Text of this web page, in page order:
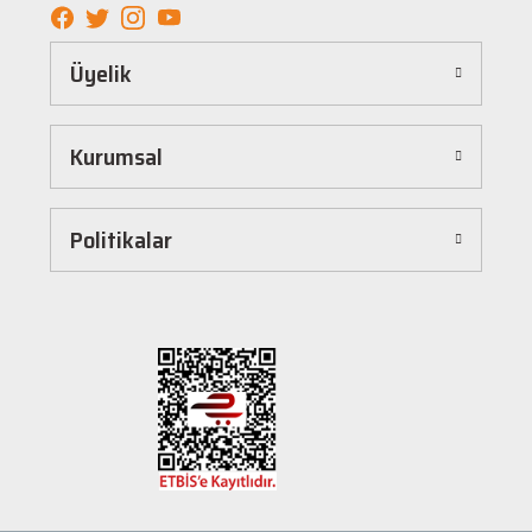
Kolay ve Hızlı Alışveriş Deneyimi
Hepnalbur.com, kullanıcı dostu arayüzü sayesinde alışverişi keyifli bir deneyime
dönüştürür. Ürünleri kategorilere göre sıralayabilir, arama kutusunu kullanarak
istediğiniz ürünü anında bulabilirsiniz. Ayrıca ürün sayfalarımızda detaylı açıklamalar ve
ürün özellikleri yer alır, böylece tercih etmek istediğiniz ürün hakkında tüm bilgilere
hızlıca siparişinizi tamamlayabilirsiniz.
Hızlı Kargo ve Güvenilir Teslimat
Hepnalbur.com olarak müşterilerimize en hızlı şekilde ürünlerini ulaştırmak için özenle
Müşteri Destek Hattı ile İletişim
Herhangi bir soru, öneri veya şikayetiniz için müşteri destek ekibimiz her zaman
hizmetinizdedir. İletişim sayfamız üzerinden bize ulaşabilir veya canlı destek
hattımızdan anında yardım alabilirsiniz. Siz değerli müşterilerimizin memnuniyeti, en
Üyelik
Kurumsal
Politikalar